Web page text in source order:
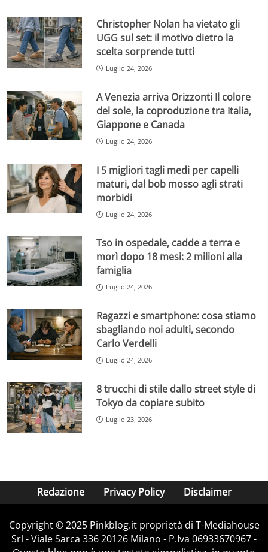
Christopher Nolan ha vietato gli
UGG sul set: il motivo dietro la
scelta sorprende tutti
Luglio 24, 2026
A Venezia arriva Orizzonti Il colore
del sole, la coproduzione tra Italia,
Giappone e Canada
Luglio 24, 2026
I 5 migliori tagli medi per capelli
maturi, dal bob mosso agli strati
morbidi
Luglio 24, 2026
Tso in ospedale, cadde a terra e
morì dopo 18 mesi: 2 milioni alla
famiglia
Luglio 24, 2026
Ragazzi e smartphone: cosa stiamo
sbagliando noi adulti, secondo
Carlo Verdelli
Luglio 24, 2026
8 trucchi di stile dallo street style di
Tokyo da copiare subito
Luglio 23, 2026
Redazione Privacy Policy Disclaimer
Copyright © 2025 Pinkblog.it proprietà di T-Mediahouse
Srl - Viale Sarca 336 20126 Milano - P.Iva 06933670967 -